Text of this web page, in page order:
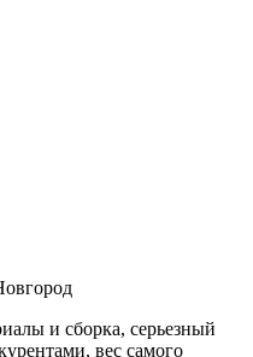
и сборка, серьезный
вес самого